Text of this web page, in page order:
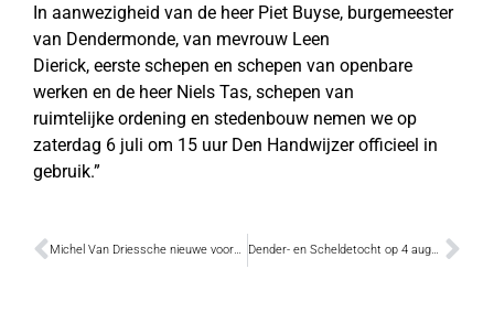
In aanwezigheid van de heer Piet Buyse, burgemeester
van Dendermonde, van mevrouw Leen
Dierick, eerste schepen en schepen van openbare
werken en de heer Niels Tas, schepen van
ruimtelijke ordening en stedenbouw nemen we op
zaterdag 6 juli om 15 uur Den Handwijzer officieel in
gebruik.”
Michel Van Driessche nieuwe voorzitter Groen Dendermonde Dender- en Scheldetocht op 4 augustus